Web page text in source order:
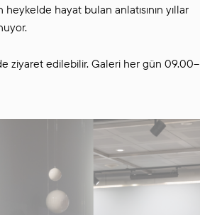
hayat bulan anlatısının yıllar
ziyaret edilebilir. Galeri her gün 09.00–